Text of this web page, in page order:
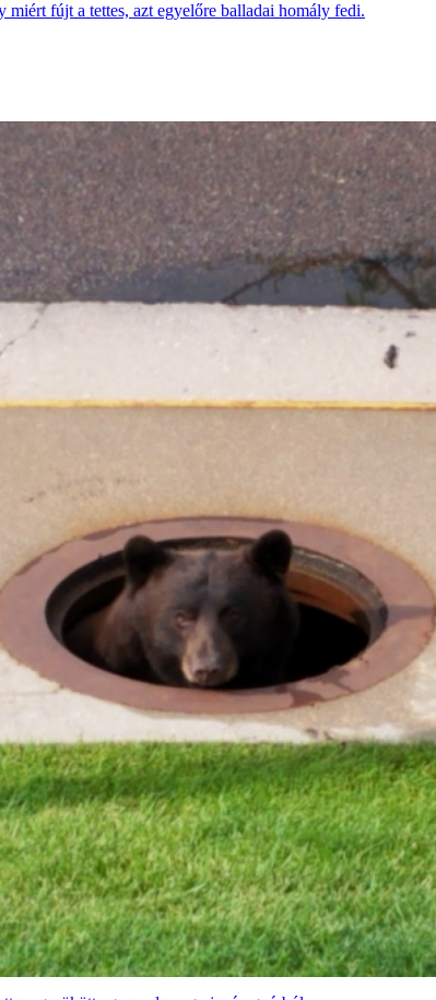
miért fújt a tettes, azt egyelőre balladai homály fedi.